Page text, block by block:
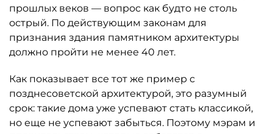
прошлых веков — вопрос как будто не столь
острый. По действующим законам для
признания здания памятником архитектуры
должно пройти не менее 40 лет.
Как показывает все тот же пример с
позднесоветской архитектурой, это разумный
срок: такие дома уже успевают стать классикой,
но еще не успевают забыться. Поэтому мэрам и